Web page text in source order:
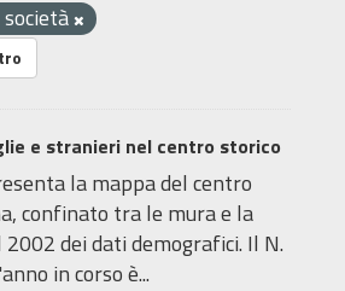
e stranieri nel centro storico
la mappa del centro
confinato tra le mura e la
dei dati demografici. Il N.
in corso è...